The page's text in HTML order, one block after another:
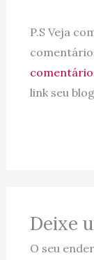
P.S Veja
link seu blog
Deixe
O seu